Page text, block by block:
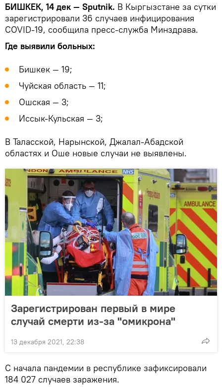
БИШКЕК, 14 дек — Sputnik. В Кыргызстане за сутки
зарегистрировали 36 случаев инфицирования
COVID-19, сообщила пресс-служба Минздрава.
Где выявили больных:
Бишкек — 19;
Чуйская область — 11;
Ошская — 3;
Иссык-Кульская — 3;
В Таласской, Нарынской, Джалал-Абадской
областях и Оше новые случаи не выявлены.
Зарегистрирован первый в мире
случай смерти из-за "омикрона"
13 декабря 2021, 22:38
С начала пандемии в республике зафиксировали
184 027 случаев заражения.